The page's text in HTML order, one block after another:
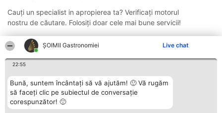
ȘOIMII Gastronomiei Live chat
22:55
Bună, suntem încântați să vă ajutăm! 🙂 Vă rugăm
să faceți clic pe subiectul de conversație
corespunzător! 🙂
Cauți un specialist in apropierea ta? Verificați motorul
nostru de căutare. Folosiți doar cele mai bune servicii!